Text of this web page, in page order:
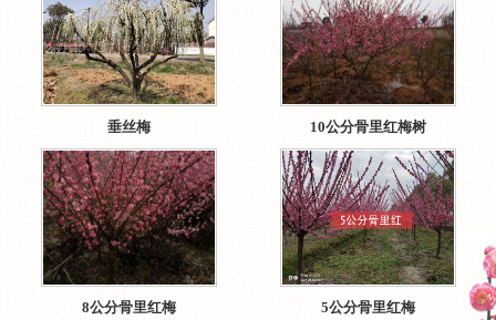
垂丝梅 10公分骨里红梅树
8公分骨里红梅 5公分骨里红梅